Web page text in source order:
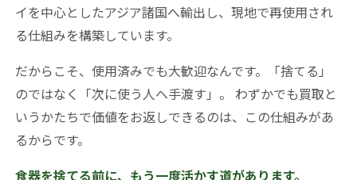
イを中心としたアジア諸国へ輸出し、現地で再使用され
る仕組みを構築しています。
だからこそ、使用済みでも大歓迎なんです。「捨てる」
のではなく「次に使う人へ手渡す」。 わずかでも買取と
いうかたちで価値をお返しできるのは、この仕組みがあ
るからです。
食器を捨てる前に、もう一度活かす道があります。